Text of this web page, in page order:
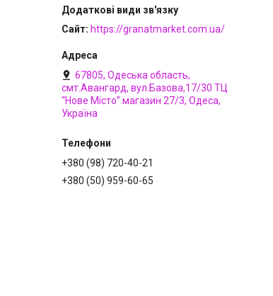
Сайт https://granatmarket.com.ua/
67805, Одеська область,
смт.Авангард, вул.Базова,17/30 ТЦ
“Нове Місто” магазин 27/3, Одеса,
Україна
+380 (98) 720-40-21
+380 (50) 959-60-65